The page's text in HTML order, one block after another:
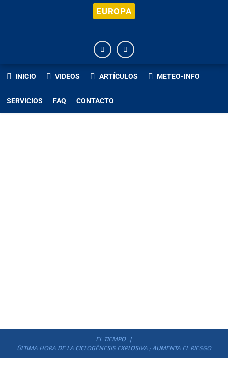
EUROPA
INICIO VIDEOS ARTÍCULOS METEO-INFO
SERVICIOS FAQ CONTACTO
EL TIEMPO
ÚLTIMA HORA DE LA CICLOGÉNESIS EXPLOSIVA ; AUMENTA EL RIESGO